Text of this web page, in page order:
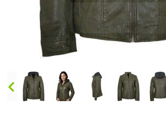
Doppelt antippen
vergrößern